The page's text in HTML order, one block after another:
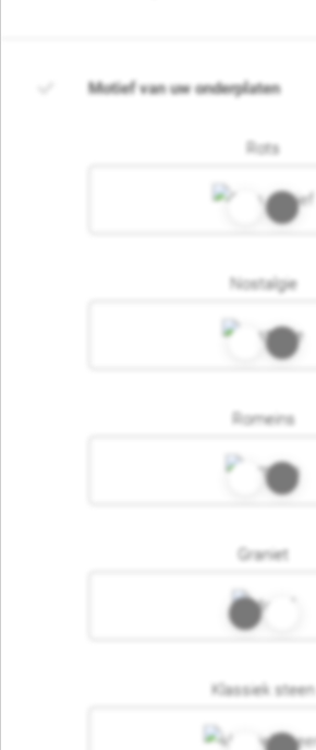
Motief van uw onderplaten
Rots
Nostalgie
Romeins
Graniet
Klassiek steen